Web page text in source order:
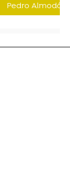
Pedro